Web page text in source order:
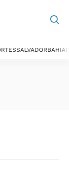
SALVADORBAHIA